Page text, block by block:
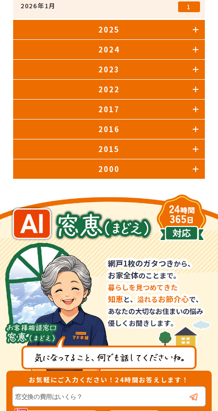
2026年1月 1
2025
2024
2023
2022
2017
2016
2015
2000
お気軽にご入力ください！24時間お答えします！